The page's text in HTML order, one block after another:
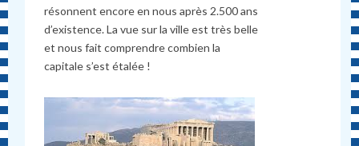
résonnent encore en nous après 2.500 ans
d’existence. La vue sur la ville est très belle
et nous fait comprendre combien la
capitale s’est étalée !